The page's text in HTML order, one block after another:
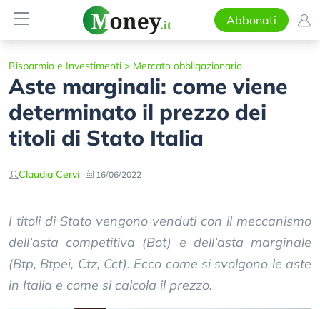
Abbonati
Risparmio e Investimenti > Mercato obbligazionario
Aste marginali: come viene
determinato il prezzo dei
titoli di Stato Italia
Claudia Cervi 16/06/2022
I titoli di Stato vengono venduti con il meccanismo
dell’asta competitiva (Bot) e dell’asta marginale
(Btp, Btpei, Ctz, Cct). Ecco come si svolgono le aste
in Italia e come si calcola il prezzo.